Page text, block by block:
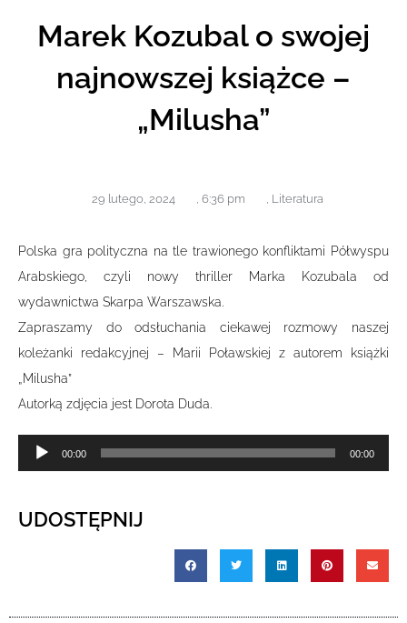
Marek Kozubal o swojej
najnowszej książce –
„Milusha”
29 lutego, 2024 , 6:36 pm , Literatura
Polska gra polityczna na tle trawionego konfliktami Półwyspu
Arabskiego, czyli nowy thriller Marka Kozubala od
wydawnictwa Skarpa Warszawska.
Zapraszamy do odsłuchania ciekawej rozmowy naszej
koleżanki redakcyjnej – Marii Poławskiej z autorem książki
„Milusha”
Autorką zdjęcia jest Dorota Duda.
Odtwarzacz
plików
00:00 00:00
UDOSTĘPNIJ